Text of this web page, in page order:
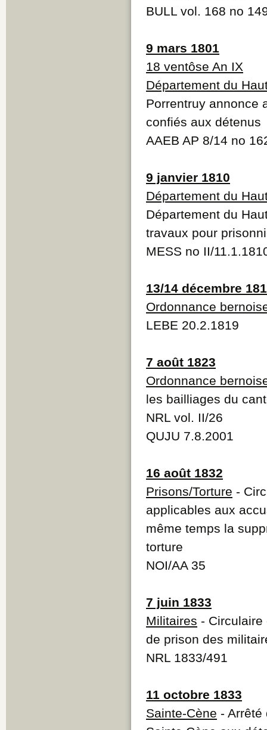
BULL vol. 168 no
9 mars 1801
18 ventôse An IX
Département du
Porrentruy annonce
confiés aux détenus
AAEB AP 8/14 no
9 janvier 1810
Département du
Département du
travaux pour
MESS no II/
13/14 décembre
Ordonnance
LEBE 20.2.1819
7 août 1823
Ordonnance
les bailliages du
NRL vol. II/26
QUJU 7.8.2001
16 août 1832
Prisons/Torture -
applicables aux
même temps la
torture
NOI/AA 35
7 juin 1833
Militaires -
de prison des
NRL 1833/491
11 octobre 1833
Sainte-Cène -